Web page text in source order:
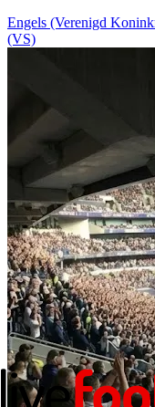
Engels (Verenigd
(VS)